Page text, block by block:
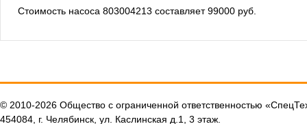
Стоимость насоса 803004213 составляет 99000 руб.
© 2010-2026 Общество с ограниченной ответственностью
454084, г. Челябинск, ул. Каслинская д.1, 3 этаж.